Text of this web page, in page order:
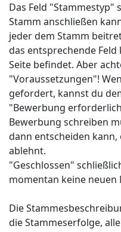
Das Feld "Stammestyp"
Stamm anschließen
jeder dem Stamm
das entsprechende
Seite befindet. Aber
"Voraussetzungen"!
gefordert, kannst du
"Bewerbung
Bewerbung schreiben
dann entscheiden
ablehnt.
"Geschlossen"
momentan keine
Die
die Stammeserfolge,